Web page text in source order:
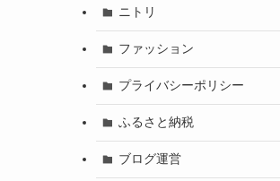
ニトリ
ファッション
プライバシーポリシー
ふるさと納税
ブログ運営